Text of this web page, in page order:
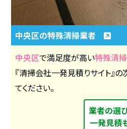
中央区の特殊清掃業者
中央区で満足度が高い特殊清掃
『清掃会社一発見積りサイト』
てください。
業者の選
一発見積